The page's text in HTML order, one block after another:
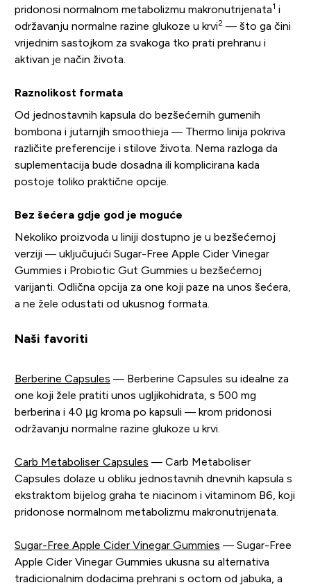
pridonosi normalnom metabolizmu makronutrijenata1 i
održavanju normalne razine glukoze u krvi2— što ga čini
vrijednim sastojkom za svakoga tko prati prehranu i
aktivan je način života.
Raznolikost formata
Od jednostavnih kapsula do bezšećernih gumenih
bombona i jutarnjih smoothieja — Thermo linija pokriva
različite preferencije i stilove života. Nema razloga da
suplementacija bude dosadna ili komplicirana kada
postoje toliko praktične opcije.
Bez šećera gdje god je moguće
Nekoliko proizvoda u liniji dostupno je u bezšećernoj
verziji — uključujući Sugar-Free Apple Cider Vinegar
Gummies i Probiotic Gut Gummies u bezšećernoj
varijanti. Odlična opcija za one koji paze na unos šećera,
a ne žele odustati od ukusnog formata.
Naši favoriti
Berberine Capsules — Berberine Capsules su idealne za
one koji žele pratiti unos ugljikohidrata, s 500 mg
berberina i 40 µg kroma po kapsuli — krom pridonosi
održavanju normalne razine glukoze u krvi.
Carb Metaboliser Capsules — Carb Metaboliser
Capsules dolaze u obliku jednostavnih dnevnih kapsula s
ekstraktom bijelog graha te niacinom i vitaminom B6, koji
pridonose normalnom metabolizmu makronutrijenata.
Sugar-Free Apple Cider Vinegar Gummies — Sugar-Free
Apple Cider Vinegar Gummies ukusna su alternativa
tradicionalnim dodacima prehrani s octom od jabuka, a